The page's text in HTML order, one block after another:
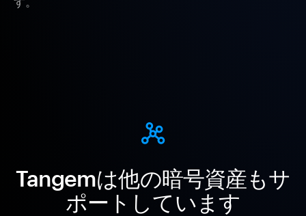
Tangemは他の暗号資産もサ
ポートしています